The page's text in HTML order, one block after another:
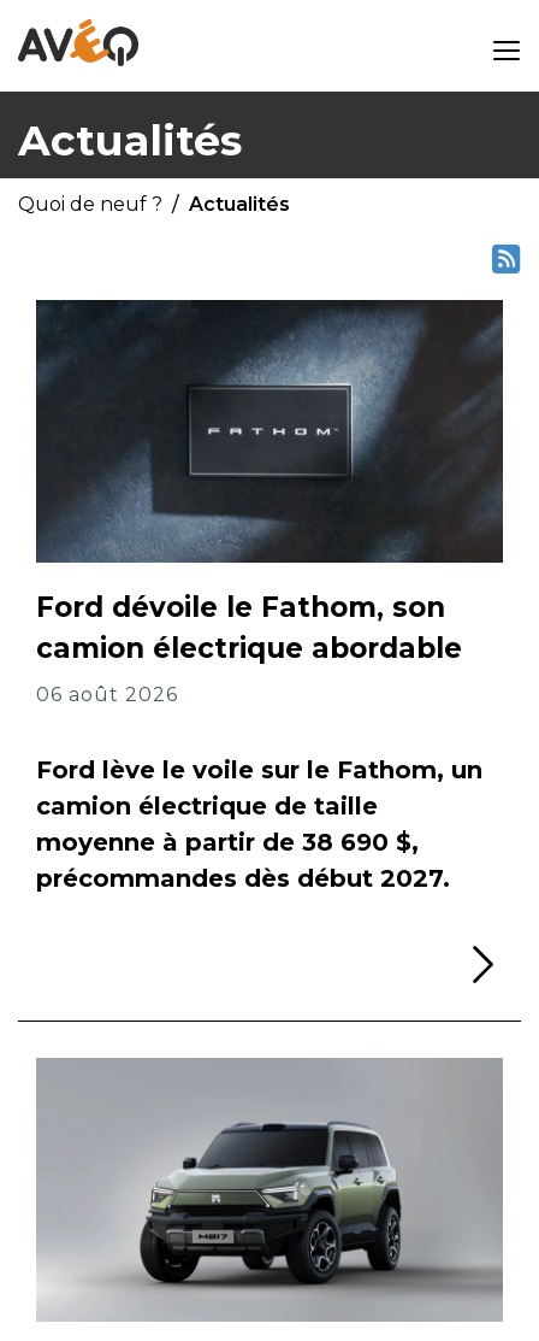
Actualités
Quoi de neuf ? Actualités
Ford dévoile le Fathom, son
camion électrique abordable
06 août 2026
Ford lève le voile sur le Fathom, un
camion électrique de taille
moyenne à partir de 38 690 $,
précommandes dès début 2027.